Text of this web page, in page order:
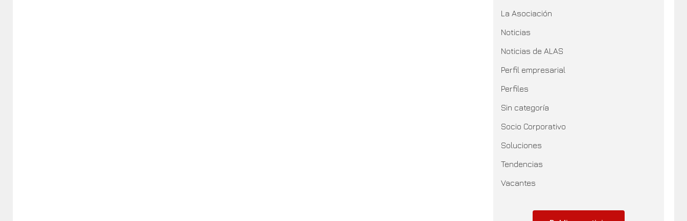
La Asociación
Noticias
Noticias de ALAS
Perfil empresarial
Perfiles
Sin categoría
Socio Corporativo
Soluciones
Tendencias
Vacantes